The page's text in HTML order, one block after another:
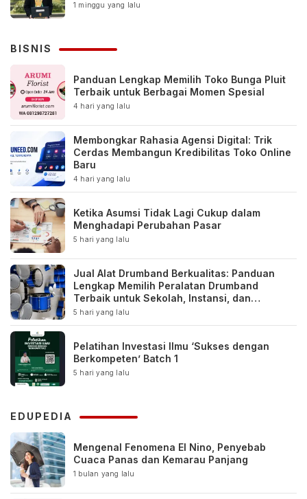
1 minggu yang lalu
BISNIS
Panduan Lengkap Memilih Toko Bunga Pluit
Terbaik untuk Berbagai Momen Spesial
4 hari yang lalu
Membongkar Rahasia Agensi Digital: Trik
Cerdas Membangun Kredibilitas Toko Online
Baru
4 hari yang lalu
Ketika Asumsi Tidak Lagi Cukup dalam
Menghadapi Perubahan Pasar
5 hari yang lalu
Jual Alat Drumband Berkualitas: Panduan
Lengkap Memilih Peralatan Drumband
Terbaik untuk Sekolah, Instansi, dan
Komunitas
5 hari yang lalu
Pelatihan Investasi Ilmu ‘Sukses dengan
Berkompeten’ Batch 1
5 hari yang lalu
EDUPEDIA
Mengenal Fenomena El Nino, Penyebab
Cuaca Panas dan Kemarau Panjang
1 bulan yang lalu